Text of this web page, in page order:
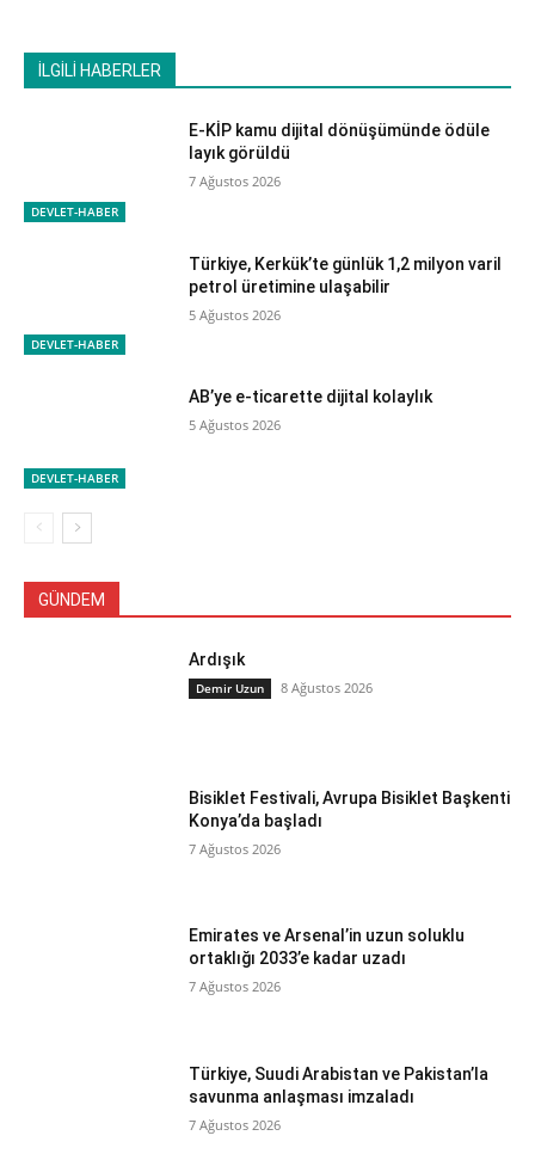
İLGİLİ HABERLER
DEVLET-HABER
E-KİP kamu dijital dönüşümünde ödüle
layık görüldü
7 Ağustos 2026
DEVLET-HABER
Türkiye, Kerkük’te günlük 1,2 milyon varil
petrol üretimine ulaşabilir
5 Ağustos 2026
DEVLET-HABER
AB’ye e-ticarette dijital kolaylık
5 Ağustos 2026
GÜNDEM
Ardışık
Demir Uzun 8 Ağustos 2026
Bisiklet Festivali, Avrupa Bisiklet Başkenti
Konya’da başladı
7 Ağustos 2026
Emirates ve Arsenal’in uzun soluklu
ortaklığı 2033’e kadar uzadı
7 Ağustos 2026
Türkiye, Suudi Arabistan ve Pakistan’la
savunma anlaşması imzaladı
7 Ağustos 2026